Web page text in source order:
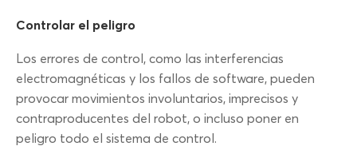
Controlar el peligro
Los errores de control, como las interferencias
electromagnéticas y los fallos de software, pueden
provocar movimientos involuntarios, imprecisos y
contraproducentes del robot, o incluso poner en
peligro todo el sistema de control.